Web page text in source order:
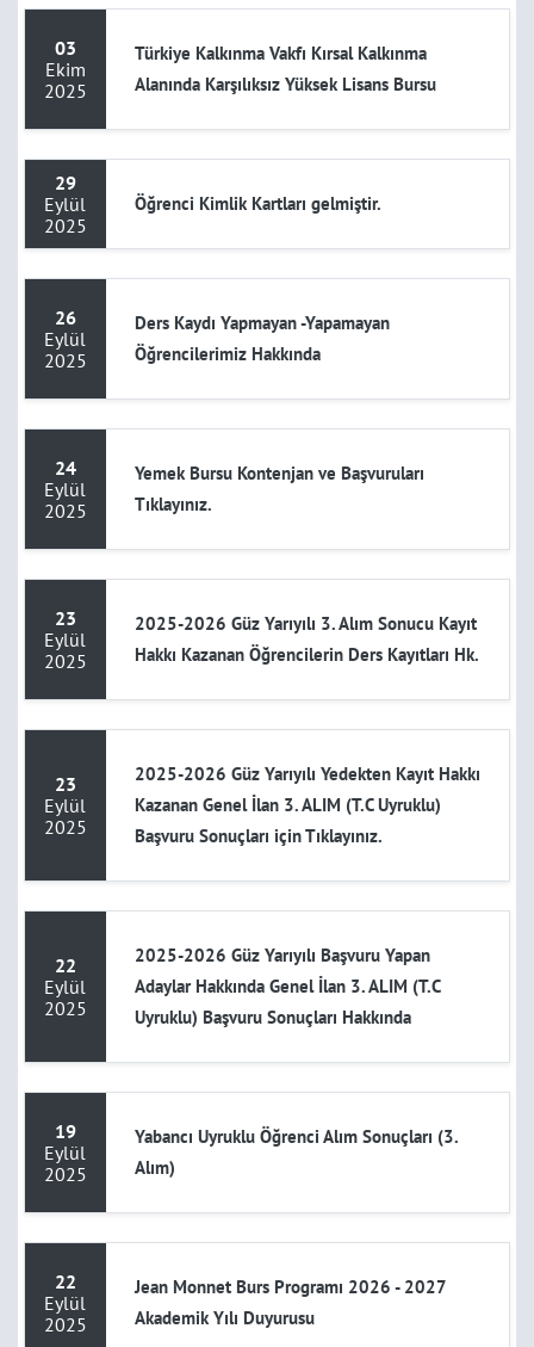
03
Ekim
2025
Türkiye Kalkınma Vakfı Kırsal Kalkınma
Alanında Karşılıksız Yüksek Lisans Bursu
29
Eylül
2025
Öğrenci Kimlik Kartları gelmiştir.
26
Eylül
2025
Ders Kaydı Yapmayan -Yapamayan
Öğrencilerimiz Hakkında
24
Eylül
2025
Yemek Bursu Kontenjan ve Başvuruları
Tıklayınız.
23
Eylül
2025
2025-2026 Güz Yarıyılı 3. Alım Sonucu Kayıt
Hakkı Kazanan Öğrencilerin Ders Kayıtları Hk.
23
Eylül
2025
2025-2026 Güz Yarıyılı Yedekten Kayıt Hakkı
Kazanan Genel İlan 3. ALIM (T.C Uyruklu)
Başvuru Sonuçları için Tıklayınız.
22
Eylül
2025
2025-2026 Güz Yarıyılı Başvuru Yapan
Adaylar Hakkında Genel İlan 3. ALIM (T.C
Uyruklu) Başvuru Sonuçları Hakkında
19
Eylül
2025
Yabancı Uyruklu Öğrenci Alım Sonuçları (3.
Alım)
22
Eylül
2025
Jean Monnet Burs Programı 2026 - 2027
Akademik Yılı Duyurusu